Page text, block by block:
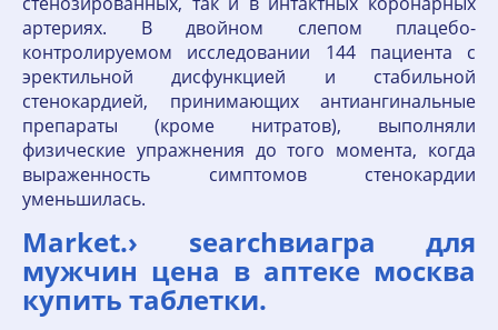
артериях. В двойном слепом плацебо-
контролируемом исследовании 144 пациента с
эректильной дисфункцией и стабильной
стенокардией, принимающих антиангинальные
препараты (кроме нитратов), выполняли
физические упражнения до того момента, когда
выраженность симптомов стенокардии
уменьшилась.
Market.› searchвиагра для
мужчин цена в аптеке москва
купить таблетки.